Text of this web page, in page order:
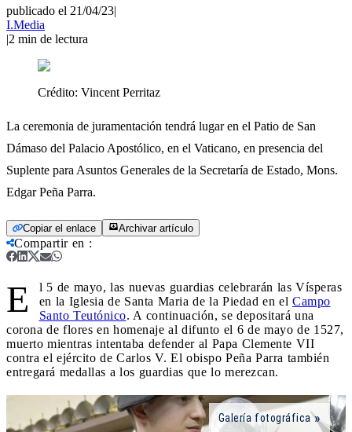
publicado el 21/04/23|
I.Media
|2 min de lectura
Crédito: Vincent Perritaz
La ceremonia de juramentación tendrá lugar en el Patio de San
Dámaso del Palacio Apostólico, en el Vaticano, en presencia del
Suplente para Asuntos Generales de la Secretaría de Estado, Mons.
Edgar Peña Parra.
Copiar el enlace Archivar artículo
Compartir en :
E
l 5 de mayo, las nuevas guardias celebrarán las Vísperas
en la Iglesia de Santa Maria de la Piedad en el Campo
Santo Teutónico. A continuación, se depositará una
corona de flores en homenaje al difunto el 6 de mayo de 1527,
muerto mientras intentaba defender al Papa Clemente VII
contra el ejército de Carlos V. El obispo Peña Parra también
entregará medallas a los guardias que lo merezcan.
Galería fotográfica